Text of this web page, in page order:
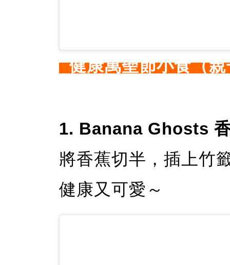
健康萬聖節小食（親
1. Banana Ghosts
將香蕉切半，插上竹
健康又可愛～